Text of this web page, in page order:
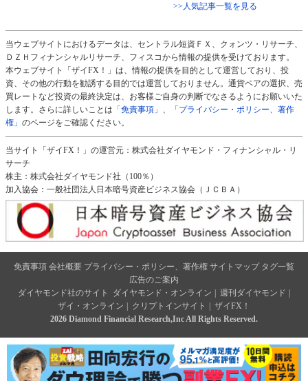
>>人気記事一覧を見る
当ウェブサイトにおけるデータは、セントラル短資ＦＸ、クォンツ・リサーチ、
ＤＺＨフィナンシャルリサーチ、フィスコから情報の提供を受けております。
本ウェブサイト「ザイFX！」は、情報の提供を目的として運営しており、投
資、その他の行動を勧誘する目的では運営しておりません。通貨ペアの選択、売
買レートなど投資の最終決定は、お客様ご自身の判断でなさるようにお願いいた
します。さらに詳しいことは 「免責事項」
「プライバシー・ポリシー、著作
権」 のページをご確認ください。
当サイト「ザイFX！」の運営元：株式会社ダイヤモンド・フィナンシャル・リ
サーチ
株主：株式会社ダイヤモンド社（100％）
加入協会：一般社団法人日本暗号資産ビジネス協会（ＪＣＢＡ）
免責事項 会社概要 プライバシー・ポリシー、著作権 サイトマップ タグ一覧
広告のご案内
ダイヤモンド社のサイト
ダイヤモンド・オンライン 週刊ダイヤモンド
ザイ・オンライン
クリプトインサイト
ザイFX！
2026 Diamond Financial Research,Inc All Rights Reserved.